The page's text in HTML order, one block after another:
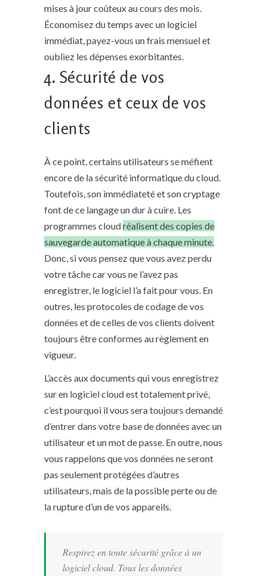
mises à jour coûteux au cours des mois.
Économisez du temps avec un logiciel
immédiat, payez-vous un frais mensuel et
oubliez les dépenses exorbitantes.
4. Sécurité de vos
données et ceux de vos
clients
À ce point, certains utilisateurs se méfient
encore de la sécurité informatique du cloud.
Toutefois, son immédiateté et son cryptage
font de ce langage un dur à cuire. Les
programmes cloudréalisent des copies de
sauvegarde automatique à chaque minute.
Donc, si vous pensez que vous avez perdu
votre tâche car vous ne l’avez pas
enregistrer, le logiciel l’a fait pour vous. En
outres, les protocoles de codage de vos
données et de celles de vos clients doivent
toujours être conformes au règlement en
vigueur.
L’accès aux documents qui vous enregistrez
sur en logiciel cloud est totalement privé,
c’est pourquoi il vous sera toujours demandé
d’entrer dans votre base de données avec un
utilisateur et un mot de passe. En outre, nous
vous rappelons que vos données ne seront
pas seulement protégées d’autres
utilisateurs, mais de la possible perte ou de
la rupture d’un de vos appareils.
Respirez en toute sécurité grâce à un
logiciel cloud. Tous les données